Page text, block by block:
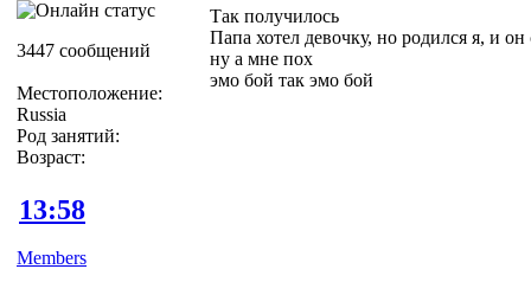
3447 сообщений
Местоположение:
Russia
Род занятий:
Возраст:
Так получилось
Папа хотел девочку, но родился я, и
ну а мне пох
эмо бой так эмо бой
13:58
Members